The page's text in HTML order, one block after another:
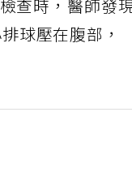
查時，醫師發
球壓在腹部，